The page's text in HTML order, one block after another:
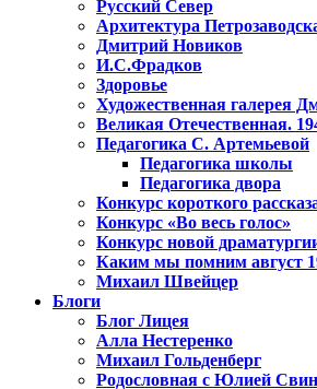
Русский Север
Архитектура
Дмитрий Новиков
И.С.Фрадков
Здоровье
Художественная галерея
Великая Отечественная.
Педагогика С. Артемьевой
Педагогика школы
Педагогика двора
Конкурс короткого
Конкурс «Во весь голос»
Конкурс новой
Каким мы помним август
Михаил Швейцер
Блоги
Блог Лицея
Алла Нестеренко
Михаил Гольденберг
Родословная с Юлией